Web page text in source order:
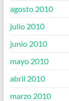
agosto 2010
julio 2010
junio 2010
mayo 2010
abril 2010
marzo 2010